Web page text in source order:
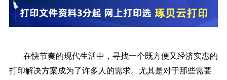
在快节奏的现代生活中，寻找一个既方便又经济实惠的
打印解决方案成为了许多人的需求。尤其是对于那些需要